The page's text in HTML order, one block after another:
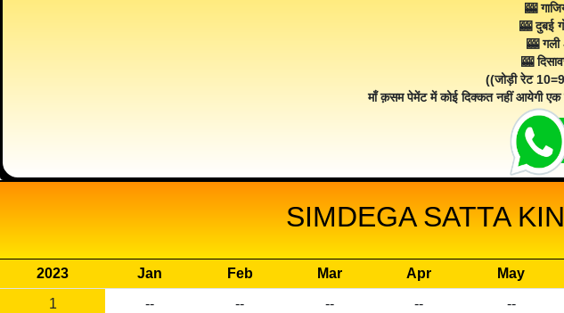
🎰
🎰 दुबई
🎰
🎰
((जोड़ी रेट
माँ क़सम पेमेंट में कोई दिक्कत नहीं आयेगी एक
SIMDEGA SATTA
2023 Jan Feb Mar Apr May
1
-- -- -- -- --